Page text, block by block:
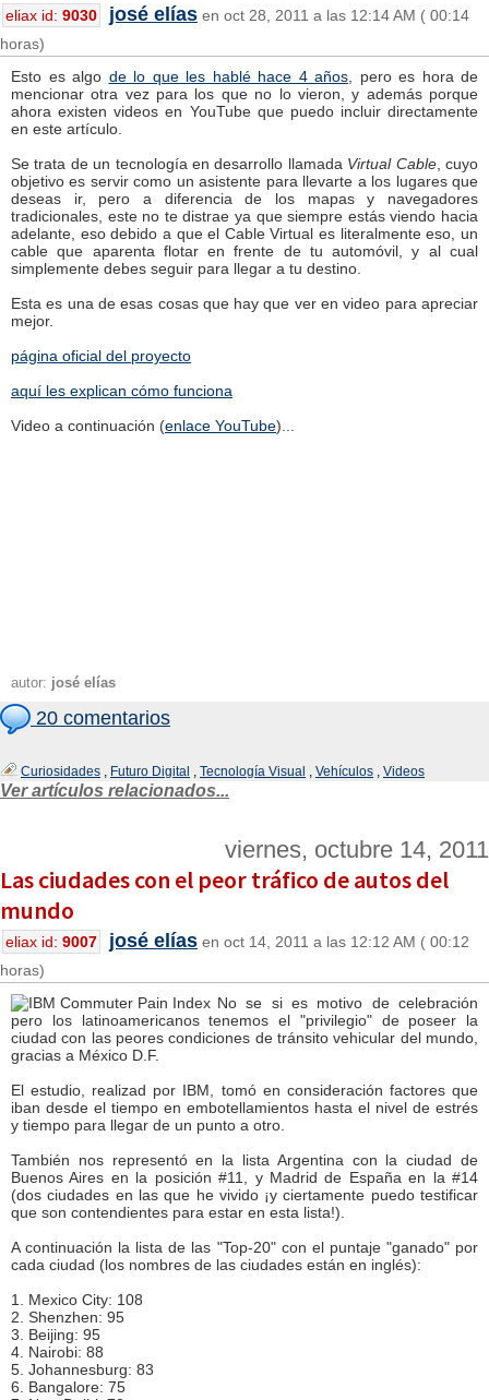
eliax id: 9030 josé elías en oct 28, 2011 a las 12:14 AM ( 00:14
horas)
Esto es algo de lo que les hablé hace 4 años , pero es hora de
mencionar otra vez para los que no lo vieron, y además porque
ahora existen videos en YouTube que puedo incluir directamente
en este artículo.
Se trata de un tecnología en desarrollo llamada Virtual Cable, cuyo
objetivo es servir como un asistente para llevarte a los lugares que
deseas ir, pero a diferencia de los mapas y navegadores
tradicionales, este no te distrae ya que siempre estás viendo hacia
adelante, eso debido a que el Cable Virtual es literalmente eso, un
cable que aparenta flotar en frente de tu automóvil, y al cual
simplemente debes seguir para llegar a tu destino.
Esta es una de esas cosas que hay que ver en video para apreciar
mejor.
página oficial del proyecto
aquí les explican cómo funciona
Video a continuación (enlace YouTube)...
autor: josé elías
20 comentarios
Curiosidades , Futuro Digital , Tecnología Visual , Vehículos , Videos
Ver artículos relacionados...
viernes, octubre 14, 2011
Las ciudades con el peor tráfico de autos del
mundo
eliax id: 9007 josé elías en oct 14, 2011 a las 12:12 AM ( 00:12
horas)
No se si es motivo de celebración
pero los latinoamericanos tenemos el "privilegio" de poseer la
ciudad con las peores condiciones de tránsito vehicular del mundo,
gracias a México D.F.
El estudio, realizad por IBM, tomó en consideración factores que
iban desde el tiempo en embotellamientos hasta el nivel de estrés
y tiempo para llegar de un punto a otro.
También nos representó en la lista Argentina con la ciudad de
Buenos Aires en la posición #11, y Madrid de España en la #14
(dos ciudades en las que he vivido ¡y ciertamente puedo testificar
que son contendientes para estar en esta lista!).
A continuación la lista de las "Top-20" con el puntaje "ganado" por
cada ciudad (los nombres de las ciudades están en inglés):
1. Mexico City: 108
2. Shenzhen: 95
3. Beijing: 95
4. Nairobi: 88
5. Johannesburg: 83
6. Bangalore: 75